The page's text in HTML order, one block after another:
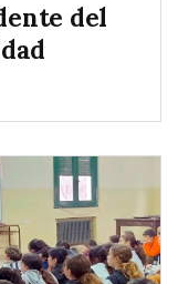
del